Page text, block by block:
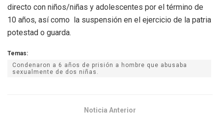
directo con niños/niñas y adolescentes por el término de
10 años, así como la suspensión en el ejercicio de la patria
potestad o guarda.
Temas:
Condenaron a 6 años de prisión a hombre que abusaba
sexualmente de dos niñas.
Noticia Anterior